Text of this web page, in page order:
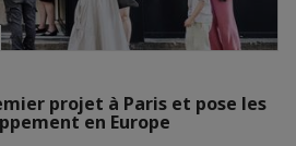
projet à Paris et pose les
en Europe